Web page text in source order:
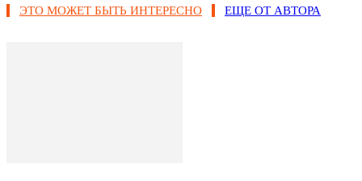
ЭТО МОЖЕТ БЫТЬ ИНТЕРЕСНО ЕЩЕ ОТ АВТОРА